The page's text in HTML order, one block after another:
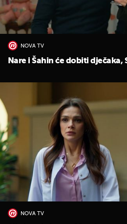
NOVA TV
Nare i Šahin će dobiti dječaka,
NOVA TV